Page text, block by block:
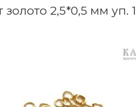
золото 2,5*0,5 мм уп.